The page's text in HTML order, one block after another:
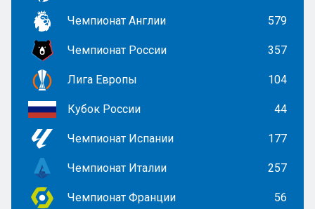
Чемпионат Англии 579
Чемпионат России 357
Лига Европы 104
Кубок России 44
Чемпионат Испании 177
Чемпионат Италии 257
Чемпионат Франции 56